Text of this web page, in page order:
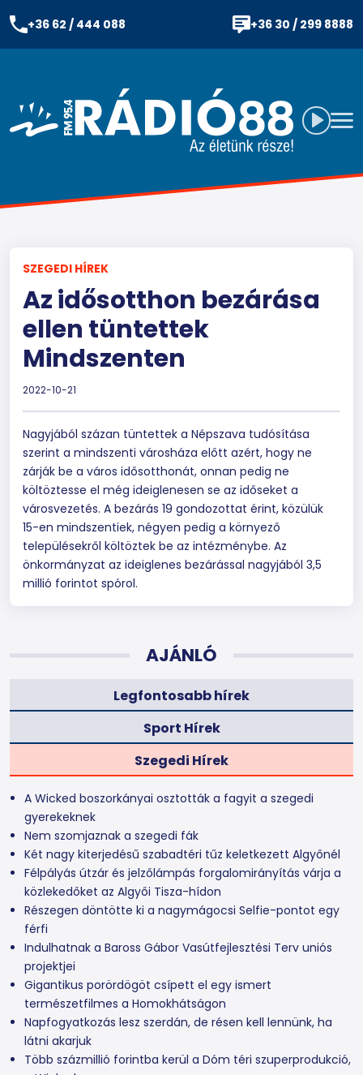
+36 62 / 444 088 +36 30 / 299 8888
SZEGEDI HÍREK
Az idősotthon bezárása
ellen tüntettek
Mindszenten
2022-10-21
Nagyjából százan tüntettek a Népszava tudósítása
szerint a mindszenti városháza előtt azért, hogy ne
zárják be a város idősotthonát, onnan pedig ne
költöztesse el még ideiglenesen se az időseket a
városvezetés. A bezárás 19 gondozottat érint, közülük
15-en mindszentiek, négyen pedig a környező
településekről költöztek be az intézménybe. Az
önkormányzat az ideiglenes bezárással nagyjából 3,5
millió forintot spórol.
AJÁNLÓ
Legfontosabb hírek
Sport Hírek
Szegedi Hírek
A Wicked boszorkányai osztották a fagyit a szegedi
gyerekeknek
Nem szomjaznak a szegedi fák
Két nagy kiterjedésű szabadtéri tűz keletkezett Algyőnél
Félpályás útzár és jelzőlámpás forgalomirányítás várja a
közlekedőket az Algyői Tisza-hídon
Részegen döntötte ki a nagymágocsi Selfie-pontot egy
férfi
Indulhatnak a Baross Gábor Vasútfejlesztési Terv uniós
projektjei
Gigantikus porördögöt csípett el egy ismert
természetfilmes a Homokhátságon
Napfogyatkozás lesz szerdán, de résen kell lennünk, ha
látni akarjuk
Több százmillió forintba kerül a Dóm téri szuperprodukció,